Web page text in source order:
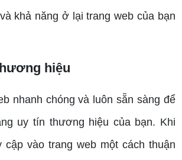
khả năng ở lại trang web của bạn
hiệu
nhanh chóng và luôn sẵn sàng để
uy tín thương hiệu của bạn. Khi
cập vào trang web một cách thuận